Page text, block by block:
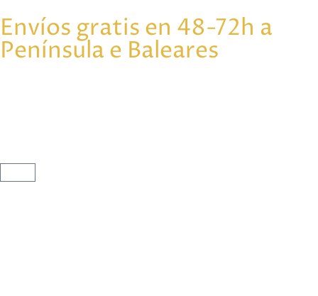
Envíos gratis en 48-72h a
Península e Baleares